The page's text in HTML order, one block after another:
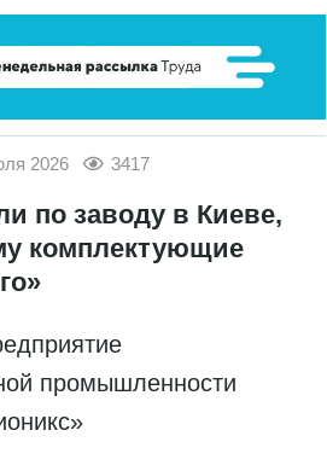
2026 3417
по заводу в Киеве,
комплектующие
промышленности